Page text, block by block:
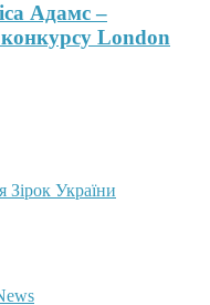
Адамс –
London